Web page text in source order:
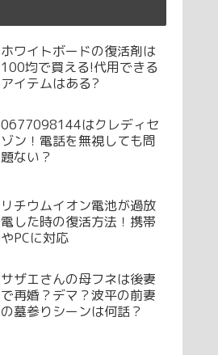
ホワイトボードの復活剤は
100均で買える!代用できる
アイテムはある?
0677098144はクレディセ
ゾン！電話を無視しても問
題ない？
リチウムイオン電池が過放
電した時の復活方法！携帯
やPCに対応
サザエさんの母フネは後妻
で再婚？デマ？波平の前妻
の墓参りシーンは何話？